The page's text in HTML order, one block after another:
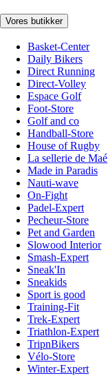
Vores butikker
Basket-Center
Daily Bikers
Direct Running
Direct-Volley
Espace Golf
Foot-Store
Golf and co
Handball-Store
House of Rugby
La sellerie de Maé
Made in Paradis
Nauti-wave
On-Fight
Padel-Expert
Pecheur-Store
Pet and Garden
Slowood Interior
Smash-Expert
Sneak'In
Sneakids
Sport is good
Training-Fit
Trek-Expert
Triathlon-Expert
TripnBikers
Vélo-Store
Winter-Expert